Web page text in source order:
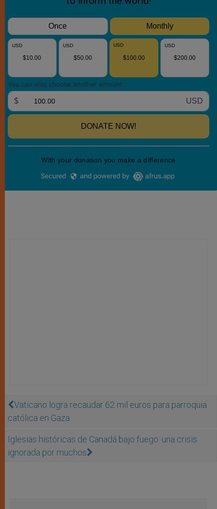
Vaticano logra recaudar 62 mil euros para parroquia
católica en Gaza
Iglesias históricas de Canadá bajo fuego: una crisis
ignorada por muchos